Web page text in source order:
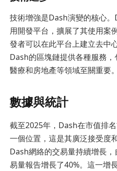
技術增強是Dash演變的核心
用開發平台，擴展了其使用案
發者可以在此平台上建立去中
Dash的區塊鏈提供各種服務
醫療和房地產等領域至關重要。
數據與統計
截至2025年，Dash在市值排
一個位置，這是其廣泛接受度
Dash網絡的交易量持續增長
易量報告增長了40%。這一增